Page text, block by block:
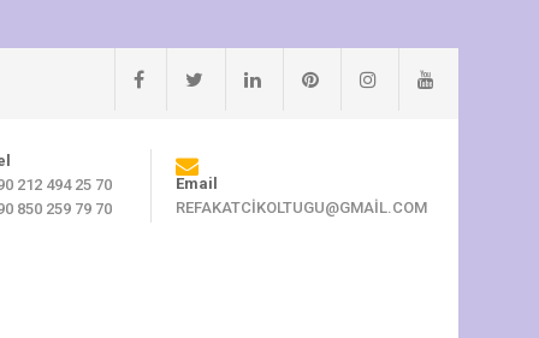
212 494 25 70
850 259 79 70
Email
REFAKATCIKOLTUGU@GMAIL.COM